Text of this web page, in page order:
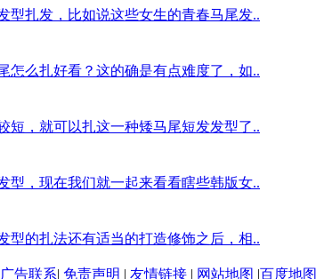
型扎发，比如说这些女生的青春马尾发..
怎么扎好看？这的确是有点难度了，如..
短，就可以扎这一种矮马尾短发发型了..
型，现在我们就一起来看看瞎些韩版女..
型的扎法还有适当的打造修饰之后，相..
广告联系| 免责声明 | 友情链接 | 网站地图 |百度地图